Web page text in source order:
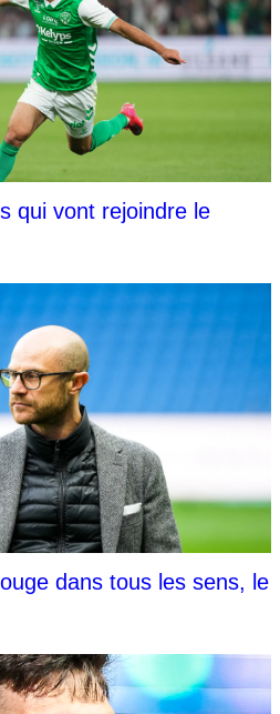
qui vont rejoindre le
dans tous les sens, le